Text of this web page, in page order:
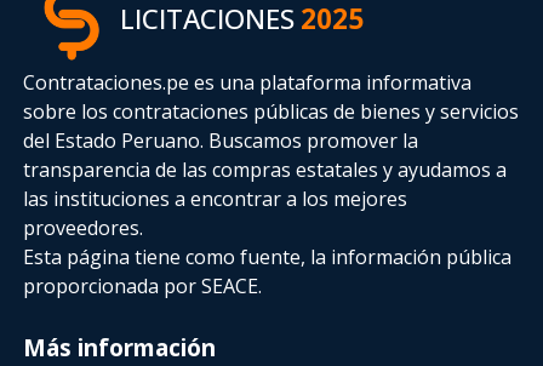
LICITACIONES2025
Contrataciones.pe es una plataforma informativa
sobre los contrataciones públicas de bienes y servicios
del Estado Peruano. Buscamos promover la
transparencia de las compras estatalesy ayudamos a
las instituciones a encontrar a los mejores
proveedores.
Esta página tiene como fuente, la información pública
proporcionada por SEACE.
Más información